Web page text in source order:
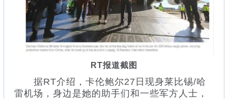
RT报道截图
据RT介绍，卡伦鲍尔27日现身莱比锡/哈
雷机场，身边是她的助手们和一些军方人士，